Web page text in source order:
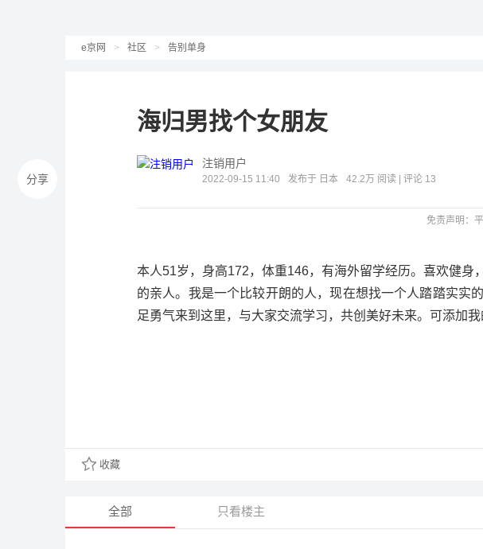
e京网 > 社区 > 告别单身
海归男找个女朋友
注销用户
2022-09-15 11:40 发布于 日本 42.2万 阅读 | 评论 13
免责声明：
本人51岁，身高172，体重146，有海外留学经历。喜欢健
的亲人。我是一个比较开朗的人，现在想找一个人踏踏实实
足勇气来到这里，与大家交流学习，共创美好未来。可添加
分享
收藏
全部 只看楼主